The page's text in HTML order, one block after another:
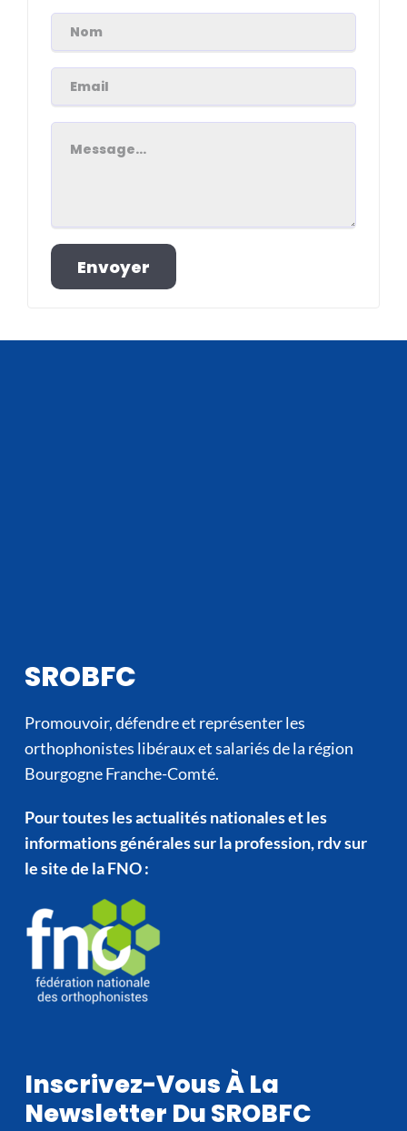
Envoyer
SROBFC
Promouvoir, défendre et représenter les
orthophonistes libéraux et salariés de la région
Bourgogne Franche-Comté.
Pour toutes les actualités nationales et les
informations générales sur la profession, rdv sur
le site de la FNO :
Inscrivez-Vous À La
Newsletter Du SROBFC